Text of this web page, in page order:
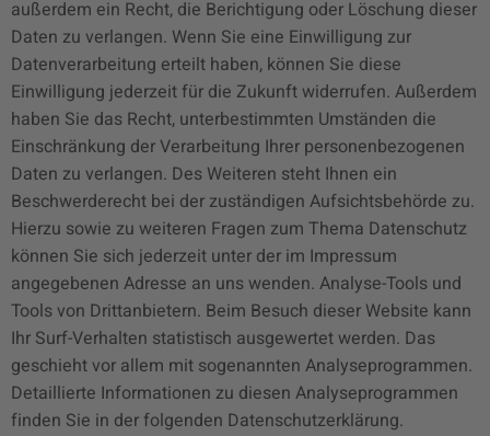
außerdem ein Recht, die Berichtigung oder Löschung dieser
Daten zu verlangen. Wenn Sie eine Einwilligung zur
Datenverarbeitung erteilt haben, können Sie diese
Einwilligung jederzeit für die Zukunft widerrufen. Außerdem
haben Sie das Recht, unterbestimmten Umständen die
Einschränkung der Verarbeitung Ihrer personenbezogenen
Daten zu verlangen. Des Weiteren steht Ihnen ein
Beschwerderecht bei der zuständigen Aufsichtsbehörde zu.
Hierzu sowie zu weiteren Fragen zum Thema Datenschutz
können Sie sich jederzeit unter der im Impressum
angegebenen Adresse an uns wenden. Analyse-Tools und
Tools von Drittanbietern. Beim Besuch dieser Website kann
Ihr Surf-Verhalten statistisch ausgewertet werden. Das
geschieht vor allem mit sogenannten Analyseprogrammen.
Detaillierte Informationen zu diesen Analyseprogrammen
finden Sie in der folgenden Datenschutzerklärung.